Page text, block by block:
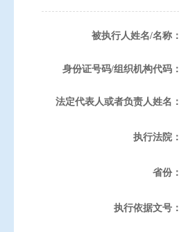
被执行人姓名/名称：
身份证号码/组织机构代码：
法定代表人或者负责人姓名：
执行法院：
省份：
执行依据文号：